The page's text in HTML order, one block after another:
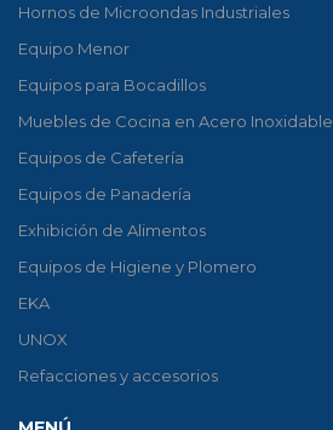
Hornos de Microondas Industriales
Equipo Menor
Equipos para Bocadillos
Muebles de Cocina en Acero Inoxidable
Equipos de Cafetería
Equipos de Panadería
Exhibición de Alimentos
Equipos de Higiene y Plomero
EKA
UNOX
Refacciones y accesorios